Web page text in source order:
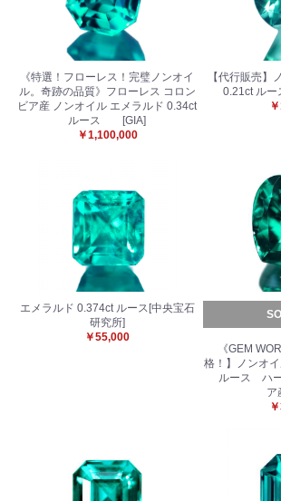
《特選！フローレス！完璧ノンオイ
ル。奇跡の品質》フローレス コロン
ビア産 ノンオイル エメラルド 0.34ct
ルース [GIA]
￥1,100,000
【代行販売】
0.21ct ルー
エメラルド 0.374ct ルース[中央宝石
研究所]
￥55,000
《GEM
格！】ノンオ
ルース ハ